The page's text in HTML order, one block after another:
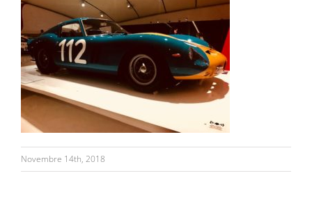
Novembre 14th, 2018